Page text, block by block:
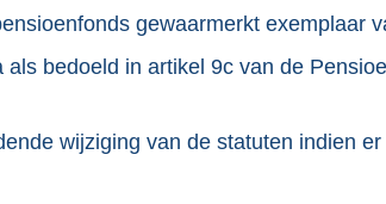
gewaarmerkt exemplaar
bedoeld in artikel 9c van de
wijziging van de statuten indien